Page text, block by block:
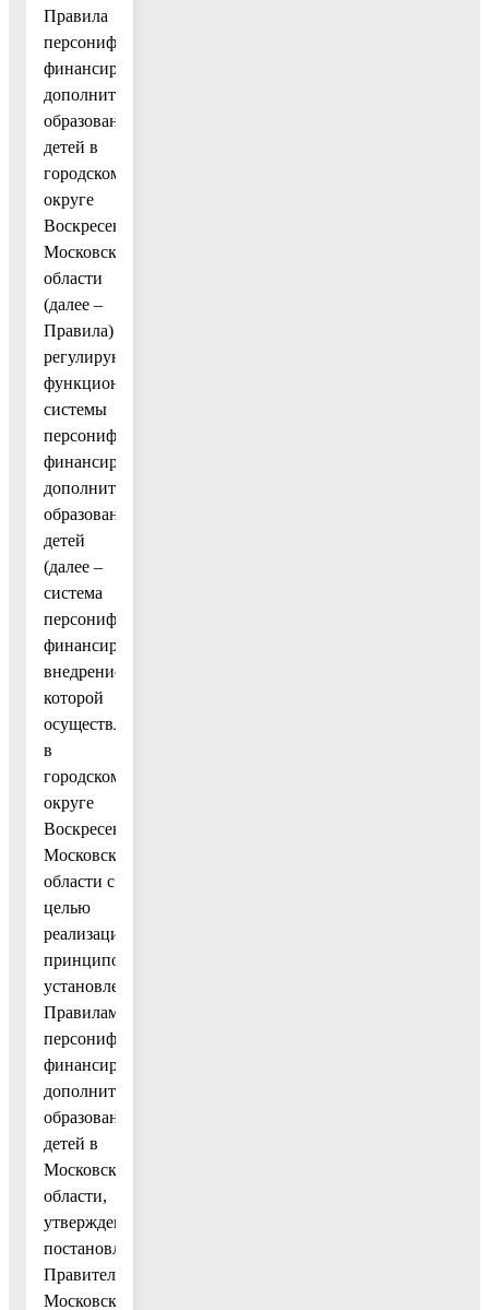
Правила
персонифицированного
финансирования
дополнительного
образования
детей в
городском
округе
Воскресенск
Московской
области
(далее –
Правила)
регулируют
функционирование
системы
персонифицированного
финансирования
дополнительного
образования
детей
(далее –
система
персонифицированного
финансирования),
внедрение
которой
осуществляется
в
городском
округе
Воскресенск
Московской
области с
целью
реализации
принципов,
установленным
Правилами
персонифицированного
финансирования
дополнительного
образования
детей в
Московской
области,
утвержденными
постановлением
Правительства
Московской